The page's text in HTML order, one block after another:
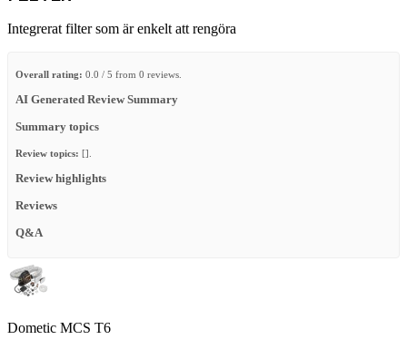
Integrerat filter som är enkelt att rengöra
Overall rating: 0.0 / 5 from 0 reviews.
AI Generated Review Summary
Summary topics
Review topics: [].
Review highlights
Reviews
Q&A
Dometic MCS T6